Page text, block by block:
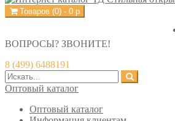
Товаров (0) - 0 р
ВОПРОСЫ? ЗВОНИТЕ!
8 (499) 6488191
Оптовый каталог
Оптовый каталог